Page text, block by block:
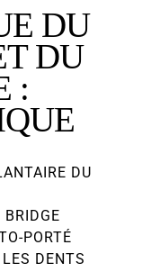
DU
DU
:
DU
PORTÉ
DENTS